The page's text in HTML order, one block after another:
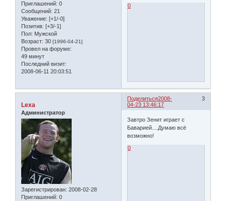
Приглашений: 0
Сообщений: 21
Уважение: [+1/-0]
Позитив: [+3/-1]
Пол: Мужской
Возраст: 30 [1996-04-21]
Провел на форуме:
49 минут
Последний визит:
2008-06-11 20:03:51
0
Поделиться 3
2008-
04-23 13:46:17
Lexa
Администратор
Зарегистрирован: 2008-02-28
Приглашений: 0
Завтро Зенит играет с
Баварией....Думаю всё
возможно!
0